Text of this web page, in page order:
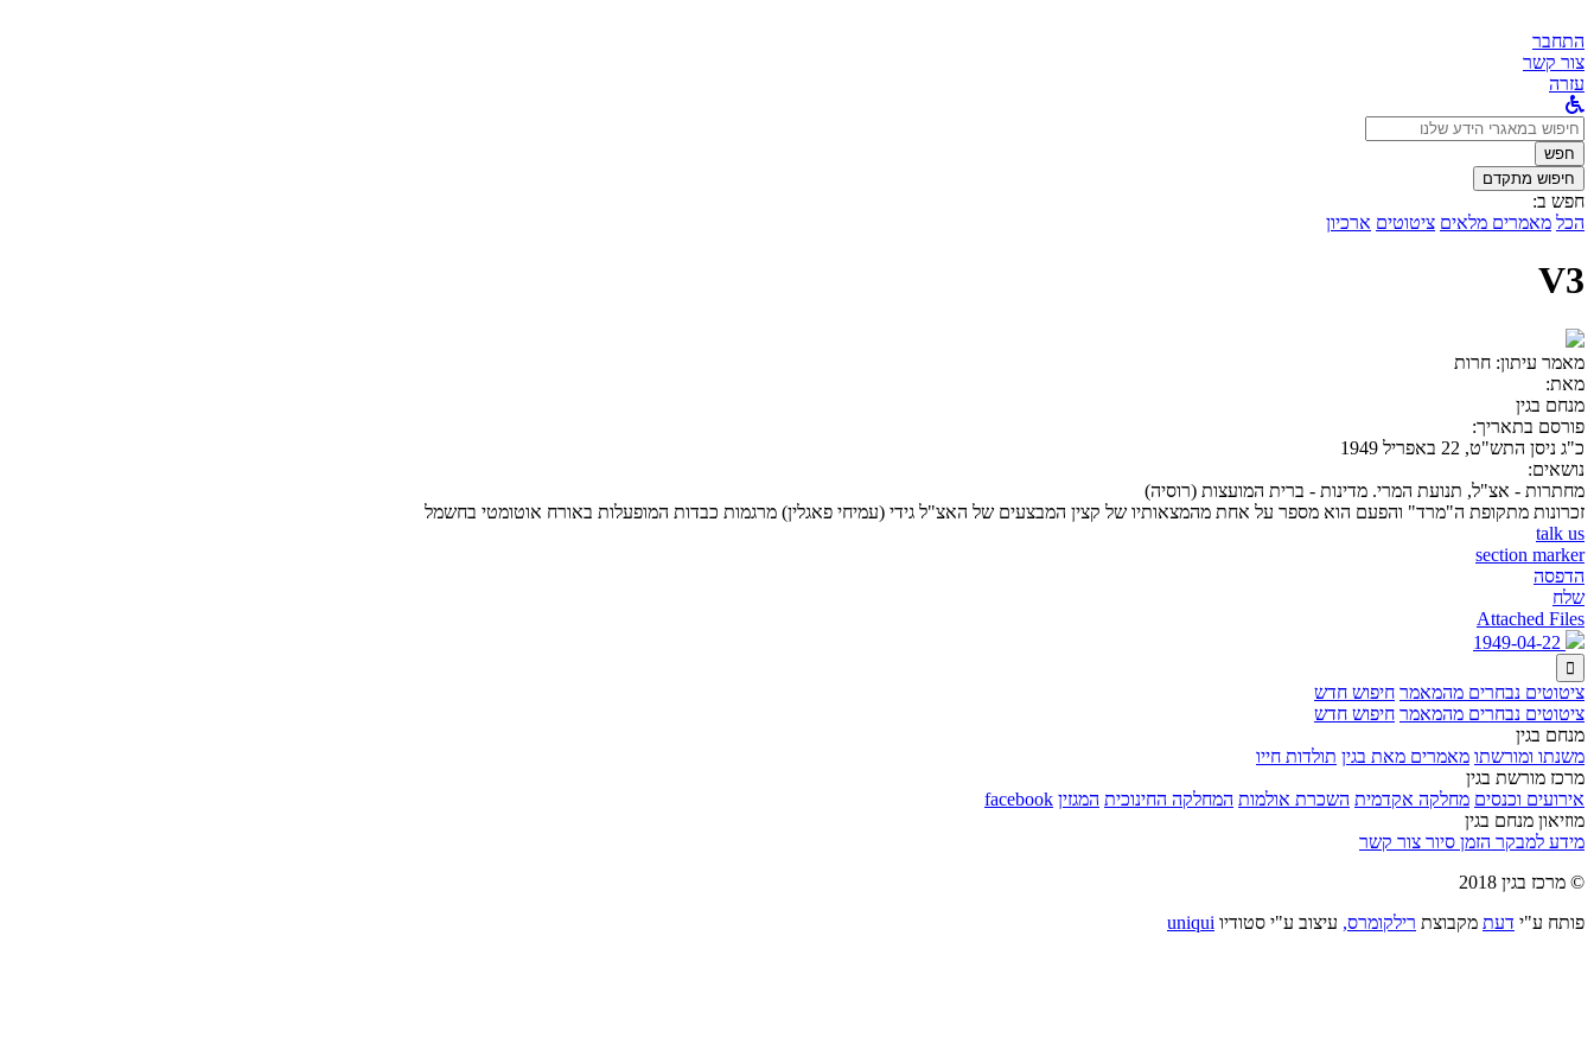
התחבר
צור קשר
עזרה
לחפש
ב:חפש
חיפוש מתקדם
חפש ב:
הכל מאמרים מלאים ציטוטים ארכיון
V3
מאמר עיתון: חרות
מאת:
מנחם בגין
פורסם בתאריך:
כ"ג ניסן התש"ט, 22 באפריל 1949
נושאים:
מחתרות - אצ"ל, תנועת המרי. מדינות - ברית המועצות (רוסיה)
זכרונות מתקופת ה"מרד" והפעם הוא מספר על אחת מהמצאותיו של קצין המבצעים של האצ"ל גידי (עמיחי פאגלין) מרגמות כבדות המופעלות באורח אוטומטי בחשמל
talk us
section marker
הדפסה
שלח
Attached Files

ציטוטים נבחרים מהמאמר חיפוש חדש
ציטוטים נבחרים מהמאמר חיפוש חדש
מנחם בגין
משנתו ומורשתו מאמרים מאת בגין תולדות חייו
מרכז מורשת בגין
אירועים וכנסים מחלקה אקדמית השכרת אולמות המחלקה החינוכית המגזין facebook
מוזיאון מנחם בגין
מידע למבקר הזמן סיור צור קשר
© מרכז בגין 2018
פותח ע"י דעת מקבוצת רילקומרס, עיצוב ע"י סטודיו uniqui